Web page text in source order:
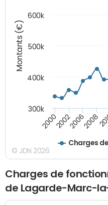
Montants (€)
Charges
2000200220062008
300k
400k
500k
600k
© JDN 2026
Charges de
de Lagarde-Marc-